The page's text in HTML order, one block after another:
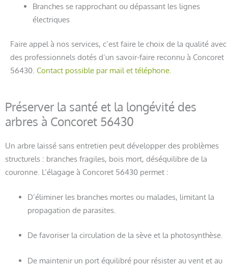
Branches se rapprochant ou dépassant les lignes
électriques
Faire appel à nos services, c’est faire le choix de la qualité avec
des professionnels dotés d’un savoir-faire reconnu à Concoret
56430. Contact possible par mail et téléphone.
Préserver la santé et la longévité des
arbres à Concoret 56430
Un arbre laissé sans entretien peut développer des problèmes
structurels : branches fragiles, bois mort, déséquilibre de la
couronne. L’élagage à Concoret 56430 permet :
D’éliminer les branches mortes ou malades, limitant la
propagation de parasites.
De favoriser la circulation de la sève et la photosynthèse.
De maintenir un port équilibré pour résister au vent et au